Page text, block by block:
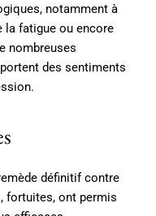
notamment à
la fatigue ou encore
nombreuses
des sentiments
définitif contre
fortuites, ont permis